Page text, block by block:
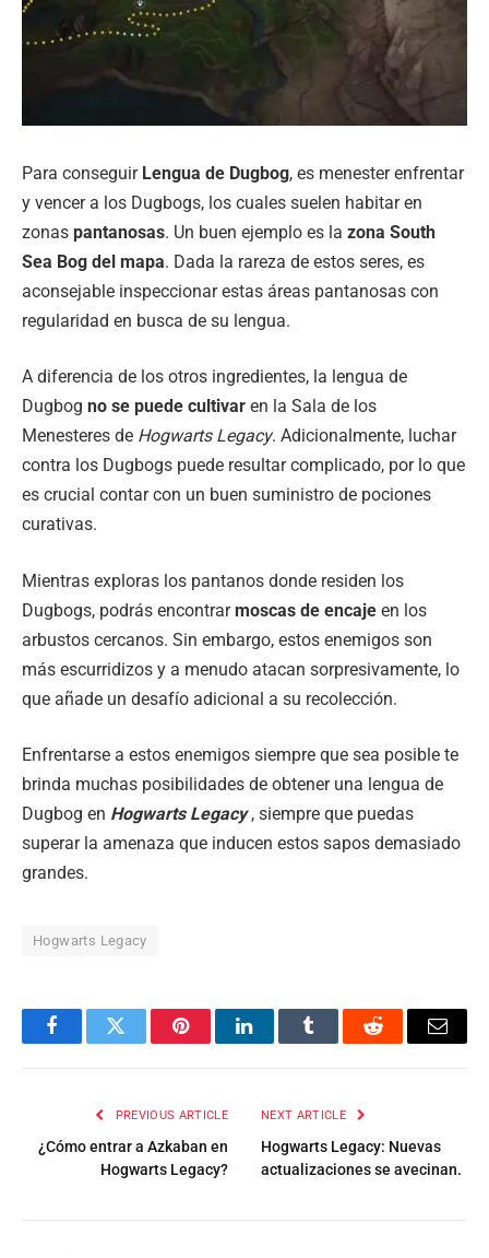
Para conseguir Lengua de Dugbog, es menester enfrentar
y vencer a los Dugbogs, los cuales suelen habitar en
zonas pantanosas. Un buen ejemplo es la zona South
Sea Bog del mapa. Dada la rareza de estos seres, es
aconsejable inspeccionar estas áreas pantanosas con
regularidad en busca de su lengua.
A diferencia de los otros ingredientes, la lengua de
Dugbog no se puede cultivar en la Sala de los
Menesteres de Hogwarts Legacy. Adicionalmente, luchar
contra los Dugbogs puede resultar complicado, por lo que
es crucial contar con un buen suministro de pociones
curativas.
Mientras exploras los pantanos donde residen los
Dugbogs, podrás encontrarmoscas de encaje en los
arbustos cercanos. Sin embargo, estos enemigos son
más escurridizos y a menudo atacan sorpresivamente, lo
que añade un desafío adicional a su recolección.
Enfrentarse a estos enemigos siempre que sea posible te
brinda muchas posibilidades de obtener una lengua de
Dugbog en Hogwarts Legacy, siempre que puedas
superar la amenaza que inducen estos sapos demasiado
grandes.
Hogwarts Legacy
FacebookTwitter PinterestLinkedInTumblr Reddit Email
PREVIOUS ARTICLE
¿Cómo entrar a Azkaban en
Hogwarts Legacy?
NEXT ARTICLE
Hogwarts Legacy: Nuevas
actualizaciones se avecinan.